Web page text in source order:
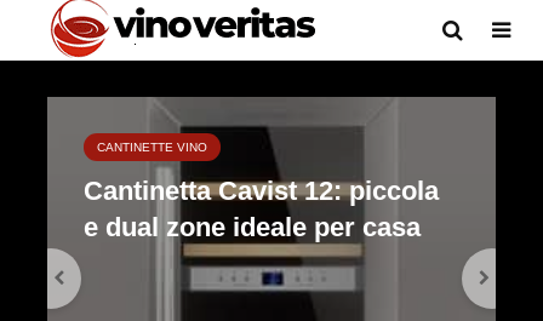
CANTINETTE VINO
Cantinetta Cavist 12: piccola
e dual zone ideale per casa